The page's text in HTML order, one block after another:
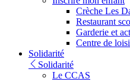
Crèche Les
Restaurant
Garderie et
Centre de
Solidarité
Solidarité
Le CCAS